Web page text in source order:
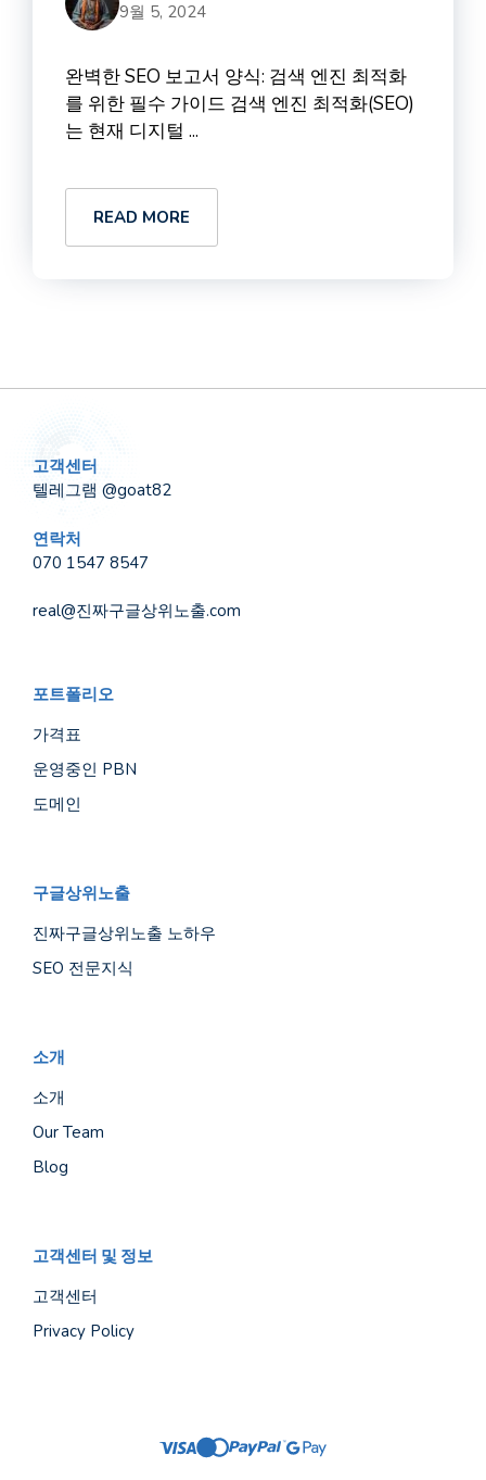
9월 5, 2024
완벽한 SEO 보고서 양식: 검색 엔진 최적화
를 위한 필수 가이드 검색 엔진 최적화(SEO)
는 현재 디지털 ...
READ MORE
고객센터
텔레그램 @goat82
연락처
070 1547 8547
real@진짜구글상위노출.com
포트폴리오
가격표
운영중인 PBN
도메인
구글상위노출
진짜구글상위노출 노하우
SEO 전문지식
소개
소개
Our Team
Blog
고객센터 및 정보
고객센터
Privacy Policy